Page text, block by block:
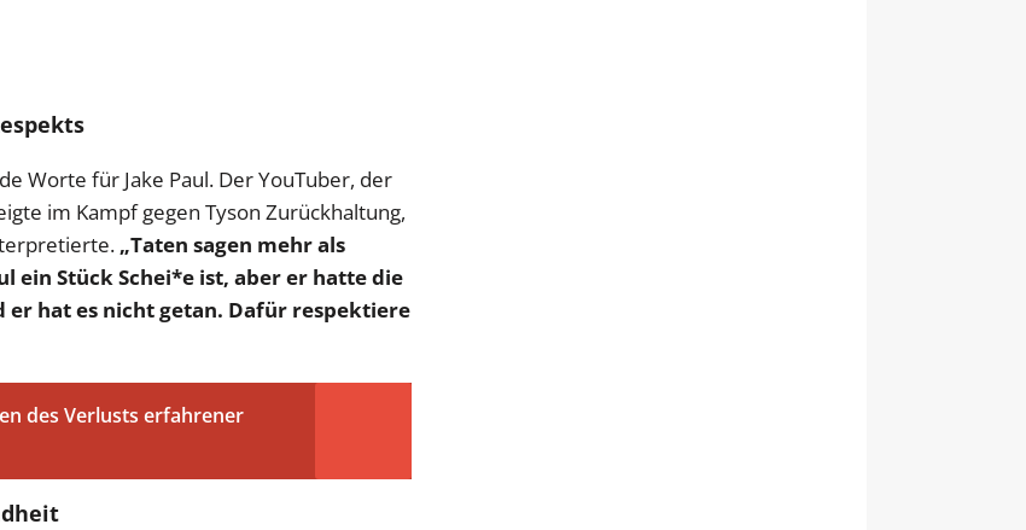
Worte für Jake Paul. Der YouTuber, der
im Kampf gegen Tyson Zurückhaltung,
„Taten sagen mehr als
ein Stück Schei*e ist, aber er hatte die
er hat es nicht getan. Dafür respektiere
des Verlusts erfahrener